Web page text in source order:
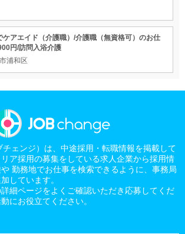
ケアエイド（介護職）/介護職（無資格可）のお仕
円/訪問入浴介護
浦和区
ェンジ）は、中途採用・転職情報を掲載して
ア採用の募集をしている求人企業から採用情
勤務地でお仕事を検索できるように、事務局
しています。
細ページをよくご確認いただき応募してくだ
にお役立てください。